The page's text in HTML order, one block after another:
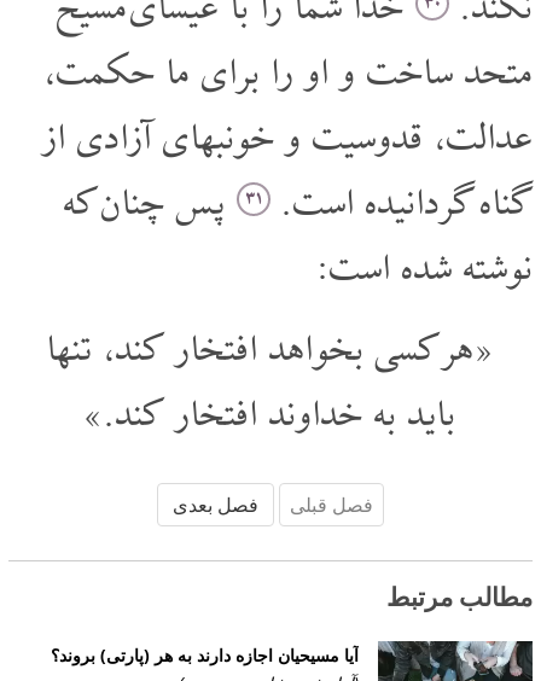
متحد ساخت و او را برای ما حکمت،
عدالت، قدوسیت و خونبهای آزادی از
گناه گردانیده است.
۳۱ پس چنان که
نوشته شده است:
«هر کسی بخواهد افتخار کند، تنها
باید به خداوند افتخار کند.»
فصل قبلی فصل بعدی
مطالب مرتبط
آیا مسیحیان اجازه دارند به هر (پارتی) بروند؟